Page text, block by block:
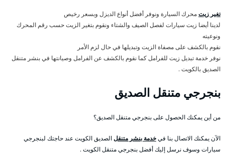
تغير زيتمحرك السيارة ونوفر أفضل أنواع الديزل وبسعر رخيص
لدينا أيضا زيت سيارات لفصل الصيف والشتاء ونقوم بتغير الزيت حسب رقم المحرك
ونوعيته
نقوم بالكشف على مصفاة الزيت وتبديلها في حال لزم الأمر
نوفر خدمة تبديل زيت للفرامل كما نقوم بالكشف عن الفرامل وصيانتها في بنشر متنقل
الصديق بالكويت .
بنجرجي متنقل الصديق
من أين يمكنك الحصول على بنجرجي متنقل الصديق؟
الآن يمكنك الاتصال بنا فيخدمة بنشر متنقلالصديق الكويت عند حاجتك لبنجرجي
سيارات وسوف نرسل إليك أفضل بنجرجي متنقل الكويت .